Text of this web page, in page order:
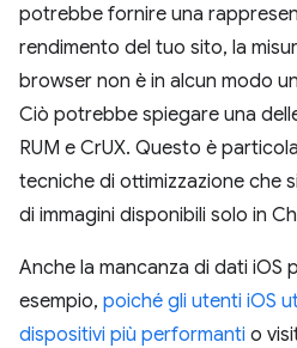
potrebbe fornire una
rendimento del tuo sito, la
browser non è in alcun modo
Ciò potrebbe spiegare una
RUM e CrUX. Questo è
tecniche di ottimizzazione che
di immagini disponibili solo in
Anche la mancanza di dati iOS
esempio, poiché gli utenti iOS
dispositivi più performanti o